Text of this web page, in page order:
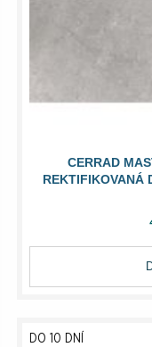
CERRAD
REKTIFIKOVANÁ
DO 10 DNÍ